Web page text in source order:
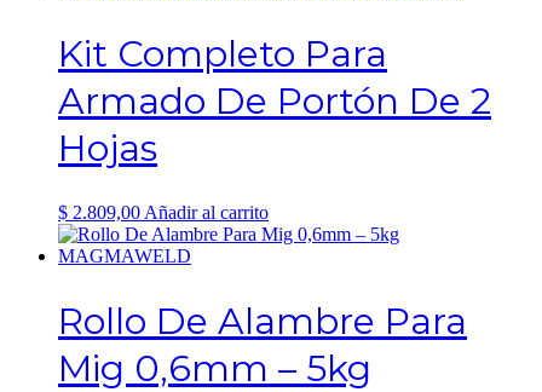
variantes.
Las
opciones
se
página
de
Kit Completo Para
Armado De Portón De 2
Hojas
$ 2.809,00 Añadir al carrito
Rollo De Alambre Para
Mig 0,6mm – 5kg